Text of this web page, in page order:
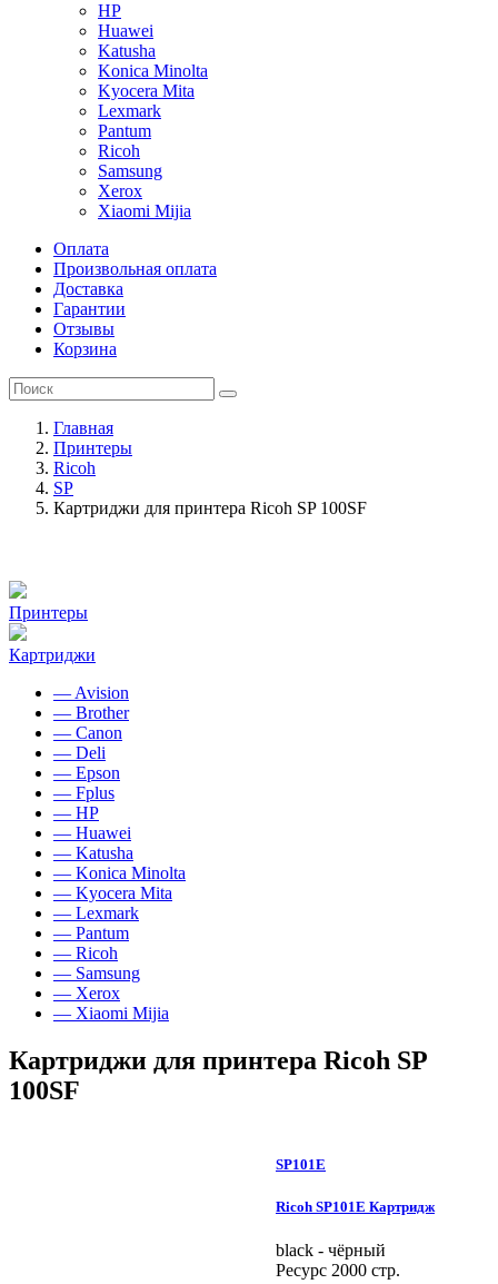
HP
Huawei
Katusha
Konica Minolta
Kyocera Mita
Lexmark
Pantum
Ricoh
Samsung
Xerox
Xiaomi Mijia
Оплата
Произвольная оплата
Доставка
Гарантии
Отзывы
Корзина
Главная
Принтеры
Ricoh
SP
Картриджи для принтера Ricoh SP 100SF
Принтеры
Картриджи
— Avision
— Brother
— Canon
— Deli
— Epson
— Fplus
— HP
— Huawei
— Katusha
— Konica Minolta
— Kyocera Mita
— Lexmark
— Pantum
— Ricoh
— Samsung
— Xerox
— Xiaomi Mijia
Картриджи для принтера Ricoh SP
100SF
SP101E
Ricoh SP101E Картридж
black - чёрный
Ресурс 2000 стр.